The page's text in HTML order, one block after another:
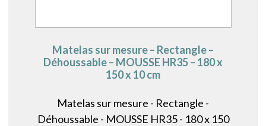
Matelas sur mesure – Rectangle –
Déhoussable – MOUSSE HR35 – 180 x
150 x 10 cm
Matelas sur mesure - Rectangle -
Déhoussable - MOUSSE HR35 - 180 x 150